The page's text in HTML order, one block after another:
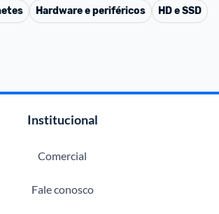
Hardware e periféricos
HD e SSD
Institucional
Comercial
Fale conosco